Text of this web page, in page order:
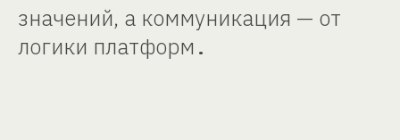
значений, а коммуникация — от
логики платформ.